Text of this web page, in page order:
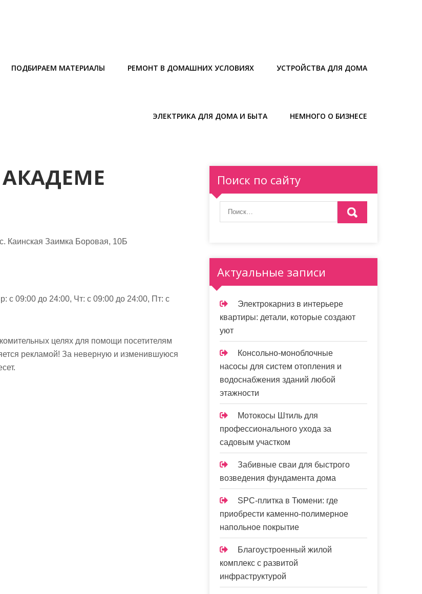
ПОДБИРАЕМ МАТЕРИАЛЫ РЕМОНТ В ДОМАШНИХ УСЛОВИЯХ УСТРОЙСТВА ДЛЯ ДОМА
ЭЛЕКТРИКА ДЛЯ ДОМА И БЫТА НЕМНОГО О БИЗНЕСЕ
Каинская Заимка Боровая, 10Б
с 09:00 до 24:00, Чт: с 09:00 до 24:00, Пт: с
целях для помощи посетителям
рекламой! За неверную и изменившуюся
Поиск по сайту
Актуальные записи
Электрокарниз в интерьере
квартиры: детали, которые создают
уют
Консольно-моноблочные
насосы для систем отопления и
водоснабжения зданий любой
этажности
Мотокосы Штиль для
профессионального ухода за
садовым участком
Забивные сваи для быстрого
возведения фундамента дома
SPC-плитка в Тюмени: где
приобрести каменно-полимерное
напольное покрытие
Благоустроенный жилой
комплекс с развитой
инфраструктурой